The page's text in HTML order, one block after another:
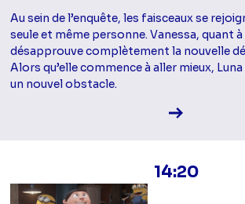
Au sein de l’enquête, les faisceaux se
seule et même personne. Vanessa, quant à
désapprouve complètement la nouvelle
Alors qu’elle commence à aller mieux,
un nouvel obstacle.
Voir la
14:20